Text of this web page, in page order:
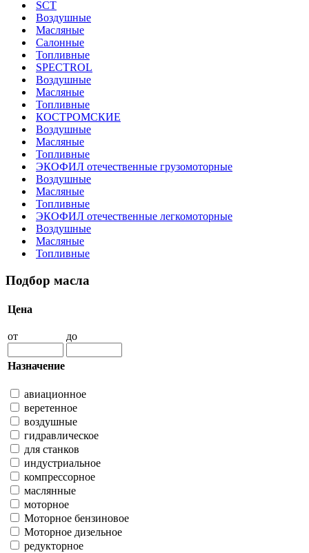
SCT
Воздушные
Масляные
Салонные
Топливные
SPECTROL
Воздушные
Масляные
Топливные
КОСТРОМСКИЕ
Воздушные
Масляные
Топливные
ЭКОФИЛ отечественные грузомоторные
Воздушные
Масляные
Топливные
ЭКОФИЛ отечественные легкомоторные
Воздушные
Масляные
Топливные
Подбор масла
Цена
от до
Назначение
авиационное
веретенное
воздушные
гидравлическое
для станков
индустриальное
компрессорное
маслянные
моторное
Моторное бензиновое
Моторное дизельное
редукторное